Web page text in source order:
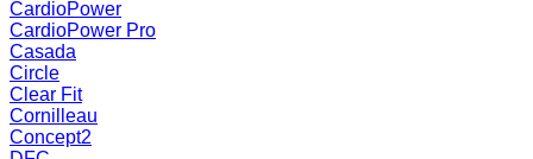
CardioPower
CardioPower Pro
Casada
Circle
Clear Fit
Cornilleau
Concept2